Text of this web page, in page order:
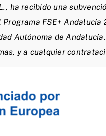
ha recibido una
Programa FSE+
Autónoma de
y a cualquier